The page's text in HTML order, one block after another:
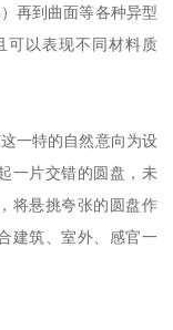
再到曲面等各种异型
可以表现不同材料质